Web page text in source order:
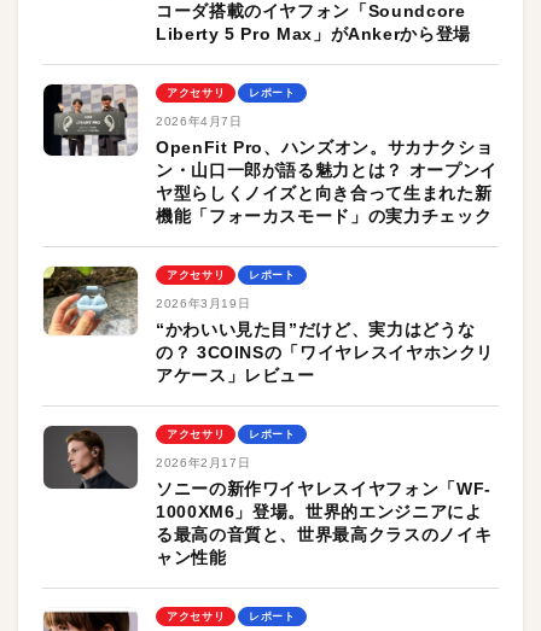
コーダ搭載のイヤフォン「Soundcore
Liberty 5 Pro Max」がAnkerから登場
アクセサリ レポート
2026年4月7日
OpenFit Pro、ハンズオン。サカナクショ
ン・山口一郎が語る魅力とは？ オープンイ
ヤ型らしくノイズと向き合って生まれた新
機能「フォーカスモード」の実力チェック
アクセサリ レポート
2026年3月19日
“かわいい見た目”だけど、実力はどうな
の？ 3COINSの「ワイヤレスイヤホンクリ
アケース」レビュー
アクセサリ レポート
2026年2月17日
ソニーの新作ワイヤレスイヤフォン「WF-
1000XM6」登場。世界的エンジニアによ
る最高の音質と、世界最高クラスのノイキ
ャン性能
アクセサリ レポート